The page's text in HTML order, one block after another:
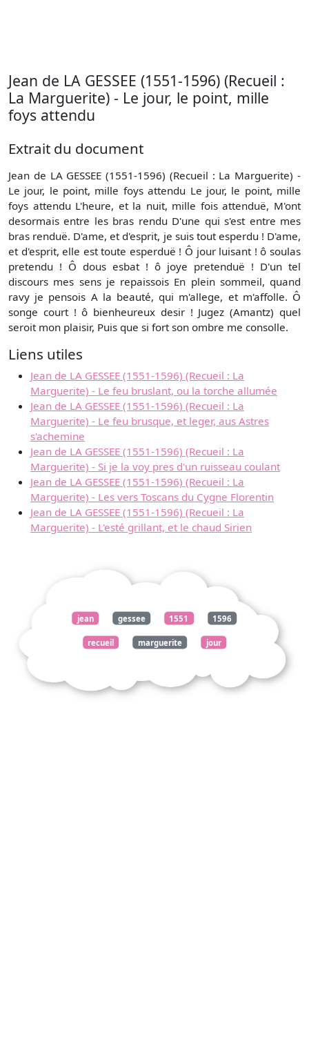
Jean de LA GESSEE (1551-1596) (Recueil :
La Marguerite) - Le jour, le point, mille
foys attendu
Extrait du document
Jean de LA GESSEE (1551-1596) (Recueil : La Marguerite) -
Le jour, le point, mille foys attendu Le jour, le point, mille
foys attendu L'heure, et la nuit, mille fois attenduë, M'ont
desormais entre les bras rendu D'une qui s'est entre mes
bras renduë. D'ame, et d'esprit, je suis tout esperdu ! D'ame,
et d'esprit, elle est toute esperduë ! Ô jour luisant ! ô soulas
pretendu ! Ô dous esbat ! ô joye pretenduë ! D'un tel
discours mes sens je repaissois En plein sommeil, quand
ravy je pensois A la beauté, qui m'allege, et m'affolle. Ô
songe court ! ô bienheureux desir ! Jugez (Amantz) quel
seroit mon plaisir, Puis que si fort son ombre me consolle.
Liens utiles
Jean de LA GESSEE (1551-1596) (Recueil : La
Marguerite) - Le feu bruslant, ou la torche allumée
Jean de LA GESSEE (1551-1596) (Recueil : La
Marguerite) - Le feu brusque, et leger, aus Astres
s'achemine
Jean de LA GESSEE (1551-1596) (Recueil : La
Marguerite) - Si je la voy pres d'un ruisseau coulant
Jean de LA GESSEE (1551-1596) (Recueil : La
Marguerite) - Les vers Toscans du Cygne Florentin
Jean de LA GESSEE (1551-1596) (Recueil : La
Marguerite) - L'esté grillant, et le chaud Sirien
jean gessee 1551 1596
recueil marguerite jour